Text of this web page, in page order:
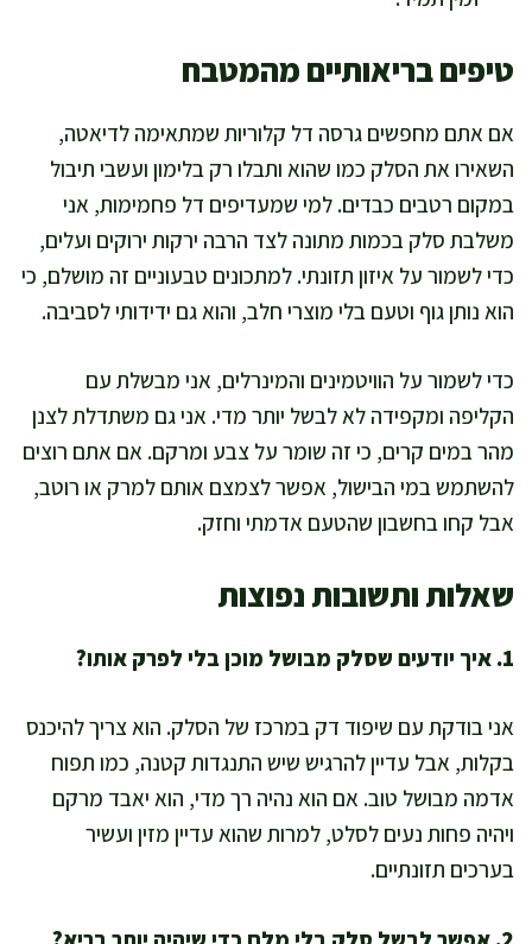
טיפים בריאותיים מהמטבח
אם אתם מחפשים גרסה דל קלוריות שמתאימה לדיאטה,
השאירו את הסלק כמו שהוא ותבלו רק בלימון ועשבי תיבול
במקום רטבים כבדים. למי שמעדיפים דל פחמימות, אני
משלבת סלק בכמות מתונה לצד הרבה ירקות ירוקים ועלים,
כדי לשמור על איזון תזונתי. למתכונים טבעוניים זה מושלם, כי
הוא נותן גוף וטעם בלי מוצרי חלב, והוא גם ידידותי לסביבה.
כדי לשמור על הוויטמינים והמינרלים, אני מבשלת עם
הקליפה ומקפידה לא לבשל יותר מדי. אני גם משתדלת לצנן
מהר במים קרים, כי זה שומר על צבע ומרקם. אם אתם רוצים
להשתמש במי הבישול, אפשר לצמצם אותם למרק או רוטב,
אבל קחו בחשבון שהטעם אדמתי וחזק.
שאלות ותשובות נפוצות
1. איך יודעים שסלק מבושל מוכן בלי לפרק אותו?
אני בודקת עם שיפוד דק במרכז של הסלק. הוא צריך להיכנס
בקלות, אבל עדיין להרגיש שיש התנגדות קטנה, כמו תפוח
אדמה מבושל טוב. אם הוא נהיה רך מדי, הוא יאבד מרקם
ויהיה פחות נעים לסלט, למרות שהוא עדיין מזין ועשיר
בערכים תזונתיים.